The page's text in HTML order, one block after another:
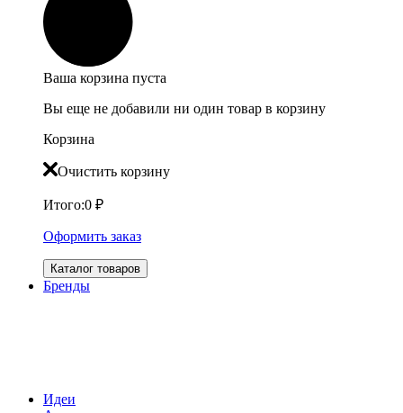
Ваша корзина пуста
Вы еще не добавили ни один товар в корзину
Корзина
Очистить корзину
Итого:0 ₽
Оформить заказ
Каталог товаров
Бренды
Идеи